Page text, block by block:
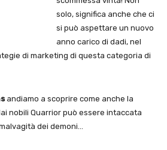
solo, significa anche che ci
si può aspettare un nuovo
anno carico di dadi, nel
di marketing di questa categoria di
andiamo a scoprire come anche la
nobili Quarrior può essere intaccata
dei demoni…